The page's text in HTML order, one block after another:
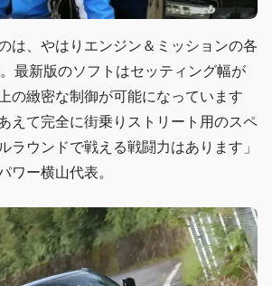
は、やはりエンジン＆ミッションの各
最新版のソフトはセッティング幅が
の緻密な制御が可能になっています
えて完全に街乗りストリート用のスペ
ラウンドで戦える戦闘力はあります」
ワー横山代表。